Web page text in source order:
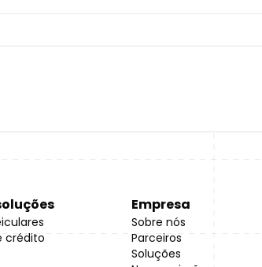
crédito
Empresa
Sobre nós
Parceiros
Soluções